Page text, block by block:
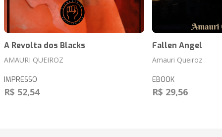
A Revolta dos Blacks
AMAURI QUEIROZ
IMPRESSO
R$ 52,54
Fallen Angel
Amauri Queiroz
EBOOK
R$ 29,56